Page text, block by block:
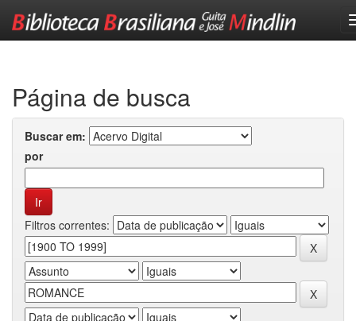
Página de busca
Buscar em:
por
Filtros correntes: